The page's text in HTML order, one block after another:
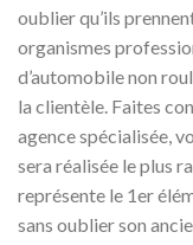
oublier qu’ils
organismes
d’automobile non
la clientèle. Faites
agence spécialisée,
sera réalisée le plus
représente le 1er
sans oublier son